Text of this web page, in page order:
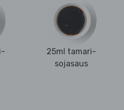
25ml tamari-
sojasaus